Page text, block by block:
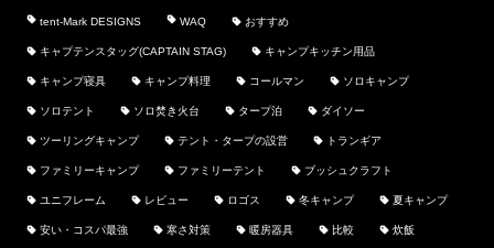
tent-Mark DESIGNS WAQ おすすめ
キャプテンスタッグ(CAPTAIN STAG) キャンプキッチン用品
キャンプ寝具 キャンプ料理 コールマン ソロキャンプ
ソロテント ソロ焚き火台 タープ泊 ダイソー
ツーリングキャンプ テント・タープの設営 トランギア
ファミリーキャンプ ファミリーテント ブッシュクラフト
ユニフレーム レビュー ロゴス 冬キャンプ 夏キャンプ
安い・コスパ最強 寒さ対策 暖房器具 比較 炊飯